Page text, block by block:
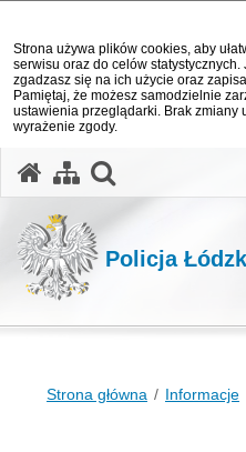
Strona używa plików cookies, aby
serwisu oraz do celów
zgadzasz się na ich użycie oraz
Pamiętaj, że możesz samodzielnie
ustawienia przeglądarki. Brak zmiany
wyrażenie zgody.
Policja
Strona główna Informacje